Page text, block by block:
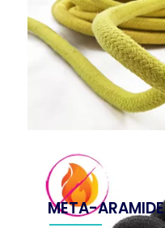
META-ARAMIDE